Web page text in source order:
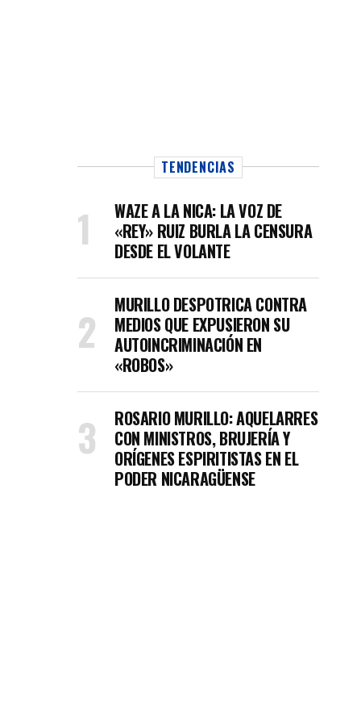
TENDENCIAS
WAZE A LA NICA: LA VOZ DE
«REY» RUIZ BURLA LA CENSURA
DESDE EL VOLANTE
MURILLO DESPOTRICA CONTRA
MEDIOS QUE EXPUSIERON SU
AUTOINCRIMINACIÓN EN
«ROBOS»
ROSARIO MURILLO: AQUELARRES
CON MINISTROS, BRUJERÍA Y
ORÍGENES ESPIRITISTAS EN EL
PODER NICARAGÜENSE